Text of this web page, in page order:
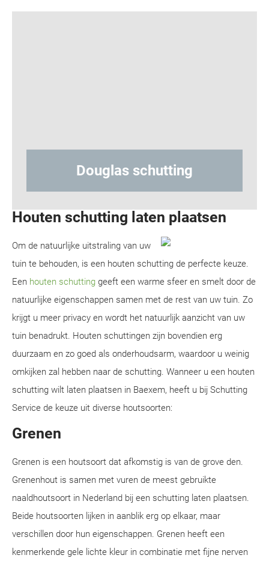
Douglas schutting
Houten schutting laten plaatsen
Om de natuurlijke uitstraling van uw
tuin te behouden, is een houten schutting de perfecte keuze.
Een houten schutting geeft een warme sfeer en smelt door de
natuurlijke eigenschappen samen met de rest van uw tuin. Zo
krijgt u meer privacy en wordt het natuurlijk aanzicht van uw
tuin benadrukt. Houten schuttingen zijn bovendien erg
duurzaam en zo goed als onderhoudsarm, waardoor u weinig
omkijken zal hebben naar de schutting. Wanneer u een houten
schutting wilt laten plaatsen in Baexem, heeft u bij Schutting
Service de keuze uit diverse houtsoorten:
Grenen
Grenen is een houtsoort dat afkomstig is van de grove den.
Grenenhout is samen met vuren de meest gebruikte
naaldhoutsoort in Nederland bij een schutting laten plaatsen.
Beide houtsoorten lijken in aanblik erg op elkaar, maar
verschillen door hun eigenschappen. Grenen heeft een
kenmerkende gele lichte kleur in combinatie met fijne nerven